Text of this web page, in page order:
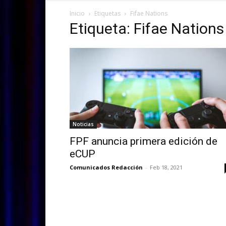
Inicio Etiquetas Fifae Nations
Etiqueta: Fifae Nations
Noticias
FPF anuncia primera edición de
eCUP
Comunicados Redacción - Feb 18, 2021